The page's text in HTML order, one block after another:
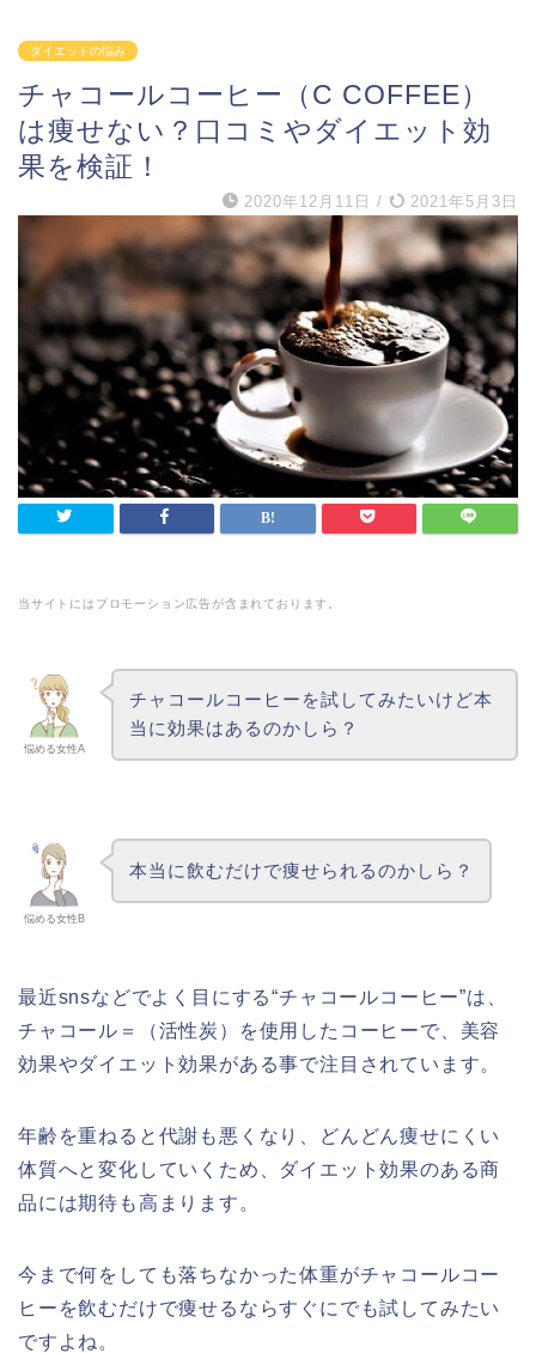
ダイエットの悩み
チャコールコーヒー（C COFFEE）
は痩せない？口コミやダイエット効
果を検証！
2020年12月11日 / 2021年5月3日
当サイトにはプロモーション広告が含まれております。
悩める女性A
チャコールコーヒーを試してみたいけど本
当に効果はあるのかしら？
悩める女性B
本当に飲むだけで痩せられるのかしら？
最近snsなどでよく目にする“チャコールコーヒー”は、
チャコール＝（活性炭）を使用したコーヒーで、美容
効果やダイエット効果がある事で注目されています。
年齢を重ねると代謝も悪くなり、どんどん痩せにくい
体質へと変化していくため、ダイエット効果のある商
品には期待も高まります。
今まで何をしても落ちなかった体重がチャコールコー
ヒーを飲むだけで痩せるならすぐにでも試してみたい
ですよね。